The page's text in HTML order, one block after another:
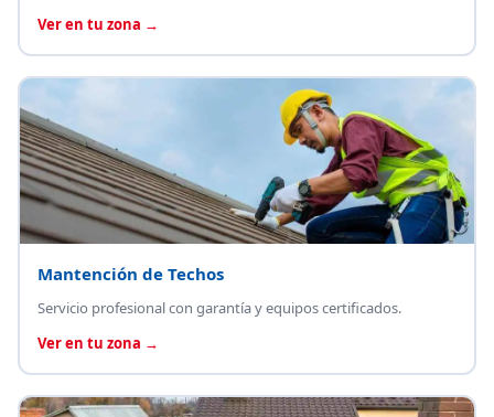
Ver en tu zona →
Mantención de Techos
Servicio profesional con garantía y equipos certificados.
Ver en tu zona →